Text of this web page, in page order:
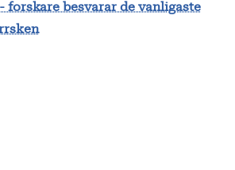
forskare besvarar de vanligaste